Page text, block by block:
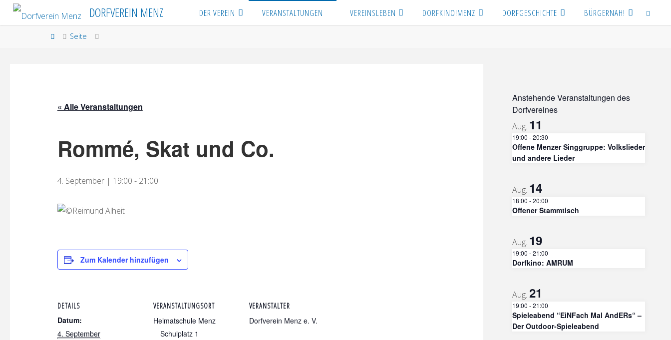
Skip
DORFVEREIN MENZ DER VEREIN VERANSTALTUNGEN VEREINSLEBEN DORFKINO!MENZ DORFGESCHICHTE BÜRGERNAH!
HomeSeite
« Alle Veranstaltungen
Rommé, Skat und Co.
4. September | 19:00 - 21:00
Zum Kalender hinzufügen
DETAILS
Datum:
4. September
VERANSTALTUNGSORT
Heimatschule Menz
Schulplatz 1
VERANSTALTER
Dorfverein Menz e. V.
Anstehende Veranstaltungen des
Dorfvereines
Aug. 11
19:00 -20:30
Offene Menzer Singgruppe: Volkslieder
und andere Lieder
Aug. 14
18:00 -20:00
Offener Stammtisch
Aug. 19
19:00 -21:00
Dorfkino: AMRUM
Aug. 21
19:00 -21:00
Spieleabend “EiNFach Mal AndERs“ –
Der Outdoor-Spieleabend